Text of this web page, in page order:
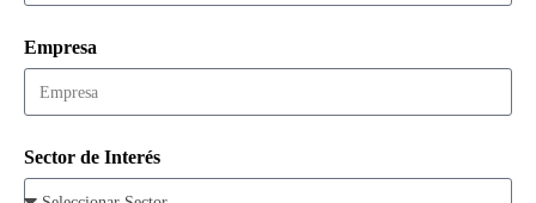
Empresa
Sector de Interés